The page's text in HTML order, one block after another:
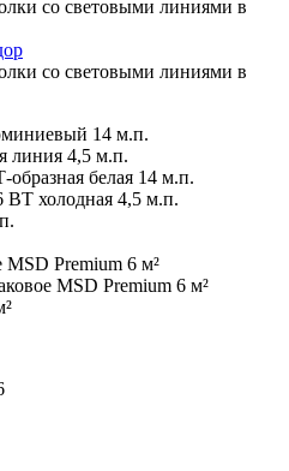
со световыми линиями в
со световыми линиями в
14 м.п.
линия 4,5 м.п.
белая 14 м.п.
ВТ холодная 4,5 м.п.
MSD Premium 6 м²
MSD Premium 6 м²